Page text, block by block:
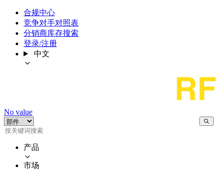
合规中心
竞争对手对照表
分销商库存搜索
登录/注册
中文
No value
产品
市场